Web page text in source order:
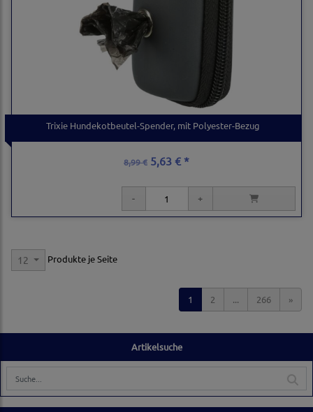
Artikelsuche
Trixie Hundekotbeutel-Spender, mit Polyester-Bezug
8,99 € 5,63 € *
12 Produkte je Seite
1 2 ... 266 »